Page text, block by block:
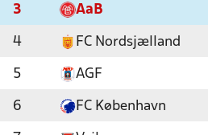
3 AaB
4 FC Nordsjælland
5 AGF
6 FC København